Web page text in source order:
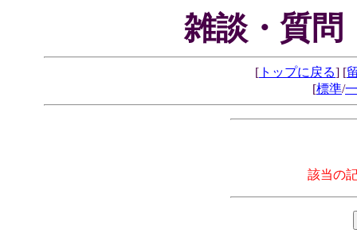
雑談・質問
[ トップに戻る] [
[標準/
該当の